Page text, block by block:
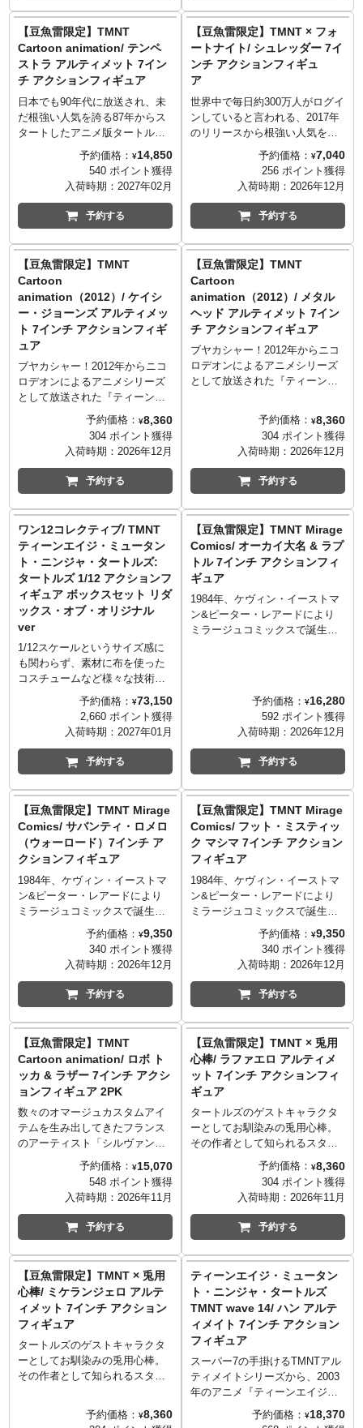
ー効果により、リアル感を追求
しつつ、全身には40ヶ所以上の
可動ジョイントを搭載。手足の
広い可動範囲と安定した関節構
造により、ミケランジェロらし
い躍動感あふれるポージングを
実現可能。豊富なアクセサリー
やヌンチャクを回したエフェク
トパーツなどで様々なシーンを
は、交換用ヘッドやストリート
風アクセサリー、スケートボー
ド、ラジカセ、マグネット式デ
ィスプレイベースなど豪華付属
品も同梱。専用パーツを使用し2
に初回特典として交換用ヘッド
パーツが付属予定。
可動ジョイントを搭載。手足の
広い可動範囲と安定した関節構
造により、ミケランジェロらし
い躍動感あふれるポージングを
実現可能。豊富なアクセサリー
やヌンチャクを回したエフェク
トパーツなどで様々なシーンを
演出します。
【豆魚雷限定】TMNT
Cartoon animation/ テンペ
ストラ アルティメット 7イン
チ アクションフィギュア
日本でも90年代に放送され、未
だ根強い人気を誇る87年からス
タートしたアニメ版タートル
ズ。エピソード「Leonardo
Versus Tempestra」で初登場と
なった、レオナルドが夢中にな
っていたゲーム「Tempestra's
Revenge」から現れたヴィラン
が、ファン待望の立体化。ファ
ームやハンドパーツに加え、な
んと画面を差し替える事もでき
るゲーム筐体がアクセサリーと
して付属するデラックスなアイ
テム。
予約価格： ¥14,850
540 ポイント獲得
入荷時期： 2027年02月
予約する
【豆魚雷限定】TMNT × フォ
ートナイト/ シュレッダー 7イ
ンチ アクションフィギュ
ア
世界中で毎日約300万人がログイ
ンしていると言われる、2017年
のリリースから根強い人気を誇
るオンラインシューティングゲ
ーム『フォートナイト』。2023
年にコラボが実現した『ミュー
タント・ニンジャ・タートル
ズ』から、特別なクエストをク
リアすることで使用可能となる
をベースに新規造形にて立体
化！交換用ハンドパーツ、着脱
可能な布製マント、に加え、背
中にマグネットで装着できるク
ランゲも付属したファン待望の
アイテム。
予約価格： ¥7,040
256 ポイント獲得
入荷時期： 2026年12月
予約する
【豆魚雷限定】TMNT
Cartoon
animation（2012）/ ケイシ
ー・ジョーンズ アルティメッ
ト 7インチ アクションフィギ
ュア
ブヤカシャー！2012年からニコ
ロデオンによるアニメシリーズ
として放送された『ティーンエ
イジ・ミュータント・ニンジ
ャ・タートルズ』。ここ日本で
も放送された2012年版タートル
ズから、ニューヨークを守る自
警団でありタートルズやエイプ
リルを支える「ケイシー・ジョ
ットシリーズにラインナップ。
アンマスクの交換用のヘッドパ
ーツや、お馴染みのスポーティ
ーな武器たち、そしてスプレー
缶も付属。パッケージは2012年
版タートルズのエグゼクティブ
プロデューサーも務めたシロ
ー・ニエリによるアートを採
用。
予約価格： ¥8,360
304 ポイント獲得
入荷時期： 2026年12月
予約する
【豆魚雷限定】TMNT
Cartoon
animation（2012）/ メタル
ヘッド アルティメット 7イン
チ アクションフィギュア
ブヤカシャー！2012年からニコ
ロデオンによるアニメシリーズ
として放送された『ティーンエ
ャ・タートルズ』。ここ日本で
も放送された2012年版タートル
ズから、ドナテロがクランゲの
高度な技術に対抗すべく生み出
した「メタルヘッド」が、ネカ
のアルティメットシリーズにラ
ーツやブラスターや火炎放射器
パーツに加え、エフェクトパー
ツ、さらにはクランゲまでも付
属。パッケージは2012年版ター
トルズのエグゼクティブプロデ
ューサーも務めたシロー・ニエ
リによるアートを採用。
予約価格： ¥8,360
304 ポイント獲得
入荷時期： 2026年12月
予約する
ワン12コレクティブ/ TMNT
ティーンエイジ・ミュータン
ト・ニンジャ・タートルズ:
タートルズ 1/12 アクションフ
ィギュア ボックスセット リダ
ックス・オブ・オリジナル
ver
1/12スケールというサイズ感に
も関わらず、素材に布を使った
コスチュームなど様々な技術を
盛り込み、「アクションフィギ
ュア」にさらなる進化をもたら
した「ワン12コレクティブ」。
今やメズコトイズを代表するこ
のシリーズから、「TMNT」こ
と『ティーンエイジ・ミュータ
ント・ニンジャ・タートルズ』
が再ラインナップです！今回レ
オナルド、ドナテロ、ラファエ
ロ、ミケランジェロの4人はミラ
ージュの原作コミックにインス
パイアされ、全員が「赤いアイ
マスク」に！4人それぞれの個性
を反映したボディ造型に加え、
差し替え用ヘッドパーツ、布製
ィベルト＆ハーネスで、さまざ
まなポージングに対応します。
おなじみのメイン武器に加え、
手裏剣、クナイなどの忍者ギ
ア、エフェクトパーツなど、膨
す。
予約価格： ¥73,150
2,660 ポイント獲得
入荷時期： 2027年01月
予約する
【豆魚雷限定】TMNT Mirage
Comics/ オーカイ大名 & ラプ
トル 7インチ アクションフィ
ギュア
1984年、ケヴィン・イーストマ
ン&ピーター・レアードにより
ミラージュコミックスで誕生し
「Distractions」に登場する、ミ
ケランジェロが創造した、封建
時代の日本で、トシローの領地
を奪うため殺害を命じた"デーモ
ン"とも呼ばれる悪の大名「オー
恐竜人「ラプトル」が、まさか
の2PKで立体化。コミックスの
タッチを再現した彩色に、ファ
ブリック素材を使用したローブ
や差し替え用のハンドパーツが
付属したタートルズマニアも唸
るアイテム。ボックスにはケヴ
ィン・イーストマンによるオリ
ンには嬉しい仕様！
予約価格： ¥16,280
592 ポイント獲得
入荷時期： 2026年12月
予約する
【豆魚雷限定】TMNT Mirage
Comics/ サバンティ・ロメロ
（ウォーロード）7インチ ア
クションフィギュア
1984年、ケヴィン・イーストマ
ン&ピーター・レアードにより
ミラージュコミックスで誕生し
たタートルズ。1992年にリリー
スされたコミックス「 Eastman
and Laird's Teenage Mutant
Ninja Turtles」のエピソード
「Masks」に登場する、舞台と
なる1373年封建時代の日本に合
サヴァンティ・ロメロがネカの
TMNTシリーズにラインナッ
プ！時空を超えるための強力な
アイテム「時の杖」も付属し
た、タートルズマニアも唸るア
イテムです。ボックスにはケヴ
ィン・イーストマンによるオリ
ジナルアートが使用されたファ
予約価格： ¥9,350
340 ポイント獲得
入荷時期： 2026年12月
予約する
【豆魚雷限定】TMNT Mirage
Comics/ フット・ミスティッ
ク マシマ 7インチ アクション
フィギュア
1984年、ケヴィン・イーストマ
ン&ピーター・レアードにより
ミラージュコミックスで誕生し
たタートルズ。2004年にリリー
スされたコミックス「TALES
OF THE TMNT #3」の「The
Worms of Madness」などに登
場する、フット団の一角を担う
神秘的な集団「フット・ミステ
のTMNTシリーズにラインナッ
プ！シュレッダーことオロク・
サキの死体から取り出したワー
ムや切断されたオロク・サキの
頭部なども付属し、タートルズ
マニアも唸るアイテムです。ボ
ックスにはケヴィン・イースト
マンによるオリジナルアートが
予約価格： ¥9,350
340 ポイント獲得
入荷時期： 2026年12月
予約する
【豆魚雷限定】TMNT
Cartoon animation/ ロボ ト
ッカ & ラザー 7インチ アクシ
ョンフィギュア 2PK
数々のオマージュカスタムアイ
テムを生み出してきたフランス
のアーティスト「シルヴァン・
プランティエ氏（SNZ Toys）」
が手掛けた、もしも87年のアニ
メ版タートルズに、スーパー・
ロックステディとマイティ・ビ
バップの様にロボット化された
トッカとラザーが登場していた
まさかの公式にてフィギュア
化！オリジナルデザインであり
ながら87年のアニメっぽさをし
っかりと感じさせてくれるの
は、しっかりとリスペクトが込
められたアイテムだという証だ
と思います！
予約価格： ¥15,070
548 ポイント獲得
入荷時期： 2026年11月
予約する
【豆魚雷限定】TMNT × 兎用
心棒/ ラファエロ アルティメ
ット 7インチ アクションフィ
ギュア
タートルズのゲストキャラクタ
ーとしてお馴染みの兎用心棒。
その作者として知られるスタ
ン・サカイ氏が立ち上げた「ド
グー出版」の協力によりコミッ
ク『Teenage Mutant Ninja
Turtles/Usagi Yojimbo』に登場
するラファエロの立体化が実
現。スタン・サカイ氏によるコ
ンドパーツに加え象徴的な武器
が付属。それぞれ40周年以上に
およぶ歴史を持つレジェンドコ
ラボをコレクション出来るスペ
シャルなアイテム。
予約価格： ¥8,360
304 ポイント獲得
入荷時期： 2026年11月
予約する
【豆魚雷限定】TMNT × 兎用
心棒/ ミケランジェロ アルテ
ィメット 7インチ アクション
フィギュア
タートルズのゲストキャラクタ
ーとしてお馴染みの兎用心棒。
その作者として知られるスタ
グー出版」の協力によりコミッ
ク『Teenage Mutant Ninja
予約価格： ¥8,360
ティーンエイジ・ミュータン
ト・ニンジャ・タートルズ
TMNT wave 14/ ハン アルテ
ィメイト 7インチ アクション
フィギュア
スーパー7の手掛けるTMNTアル
ティメイトシリーズから、2003
年のアニメ『ティーンエイジ・
ミュータント・ニンジャ・ター
トルズ』版のNEWアイテムが登
予約価格： ¥18,370